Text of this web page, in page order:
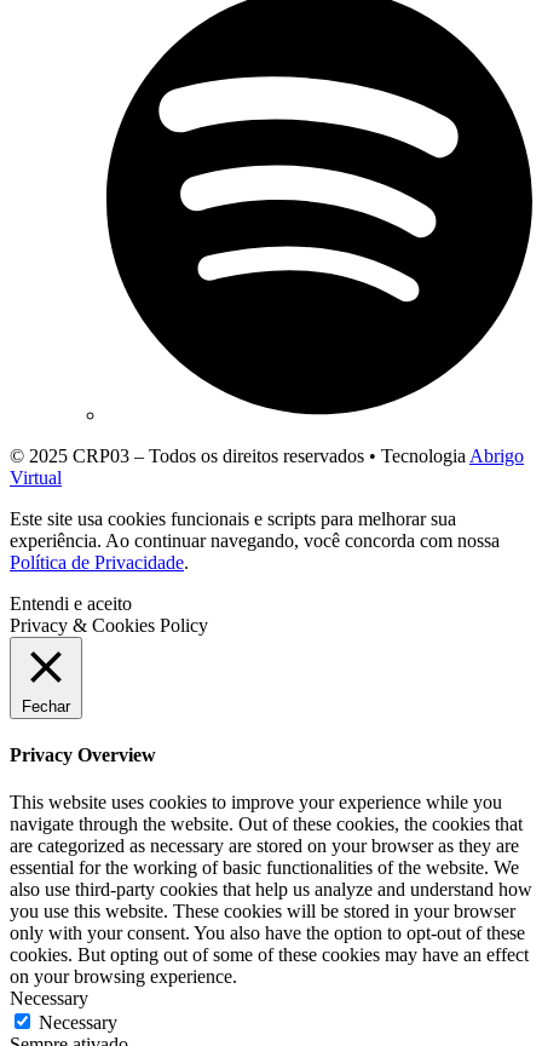
© 2025 CRP03 – Todos os direitos reservados • Tecnologia Abrigo
Virtual
Este site usa cookies funcionais e scripts para melhorar sua
experiência. Ao continuar navegando, você concorda com nossa
Política de Privacidade.
Entendi e aceito
Privacy & Cookies Policy
Fechar
Privacy Overview
This website uses cookies to improve your experience while you
navigate through the website. Out of these cookies, the cookies that
are categorized as necessary are stored on your browser as they are
essential for the working of basic functionalities of the website. We
also use third-party cookies that help us analyze and understand how
you use this website. These cookies will be stored in your browser
only with your consent. You also have the option to opt-out of these
cookies. But opting out of some of these cookies may have an effect
on your browsing experience.
Necessary
Necessary